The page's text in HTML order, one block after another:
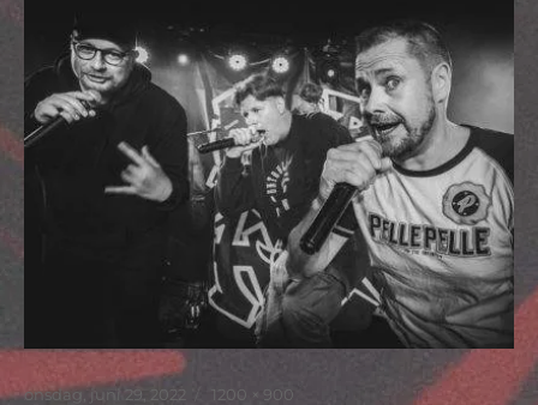
Udgivet
onsdag, juni 29, 2022
Faktisk
1200 × 900